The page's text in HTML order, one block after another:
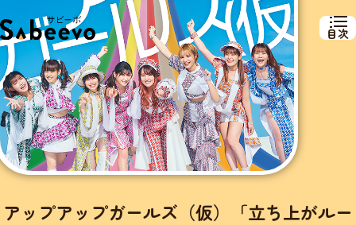
目次
アップアップガールズ（仮）「立ち上がルー